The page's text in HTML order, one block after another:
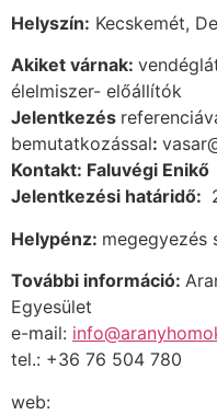
Helyszín: Kecskemét,
Akiket várnak:
élelmiszer- előállítók
Jelentkezés
bemutatkozással:
Kontakt: Faluvégi Enikő
Jelentkezési határidő:
Helypénz: megegyezés
További információ:
Egyesület
e-mail:
tel.: +36 76 504 780
web: